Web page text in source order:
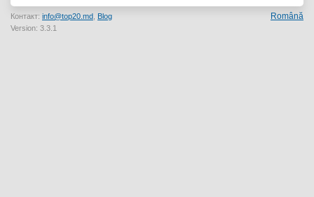
Контакт: info@top20.md Blog
Version: 3.3.1
Română